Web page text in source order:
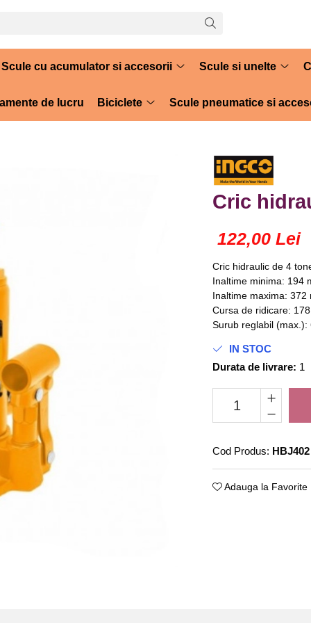
Scule cu acumulator si accesorii Scule si unelte
de lucru Biciclete Scule pneumatice si
Cric
122,00 Lei
Cric hidraulic de 4
Inaltime minima: 194
Inaltime maxima: 372
Cursa de ridicare:
Surub reglabil (max.):
IN STOC
Durata de livrare: 1
Cod Produs: HBJ402
Adauga la Favorite